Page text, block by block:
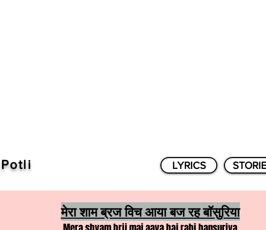
LYRICS
मेरा शाम ब्रज विच आया बज रह बाॅसुरिया